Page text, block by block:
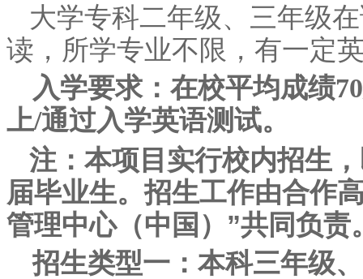
大学专科二年级、三年级
读，所学专业不限，有一定
入学要求：在校平均成绩
上/通过入学英语测试。
注：本项目实行校内招生
届毕业生。招生工作由合作
管理中心（中国）”共同负责
招生类型一：本科三年级